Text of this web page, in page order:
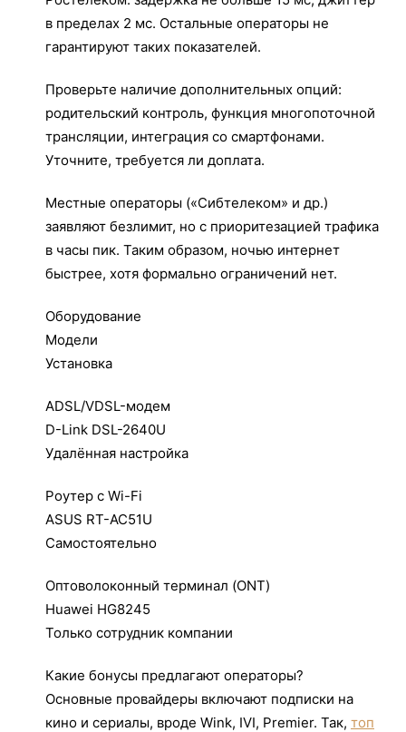
в пределах 2 мс. Остальные операторы не
гарантируют таких показателей.
Проверьте наличие дополнительных опций:
родительский контроль, функция многопоточной
трансляции, интеграция со смартфонами.
Уточните, требуется ли доплата.
Местные операторы («Сибтелеком» и др.)
заявляют безлимит, но с приоритезацией трафика
в часы пик. Таким образом, ночью интернет
быстрее, хотя формально ограничений нет.
Оборудование
Модели
Установка
ADSL/VDSL-модем
D-Link DSL-2640U
Удалённая настройка
Роутер с Wi-Fi
ASUS RT-AC51U
Самостоятельно
Оптоволоконный терминал (ONT)
Huawei HG8245
Только сотрудник компании
Какие бонусы предлагают операторы?
Основные провайдеры включают подписки на
кино и сериалы, вроде Wink, IVI, Premier. Так, топ